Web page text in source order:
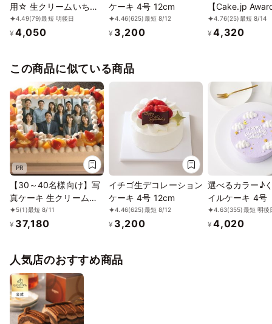
用☆ 生クリームいちご
デコレーション 4号
12cm
4.49(79)最短 明後日
¥ 4,050
ケーキ 4号 12cm
4.46(625)最短 8/12
¥ 3,200
【Cake.jp
ー誕生日ケーキ
【神戸洋藝菓子
4.76(25)最短 8/14
¥ 4,320
この商品に似ている商品
PR
【30～40名様向け】写
真ケーキ 生クリーム
SDX 26cm×37cm
5(1)最短 8/11
¥ 37,180
イチゴ生デコレーション
ケーキ 4号 12cm
4.46(625)最短 8/12
¥ 3,200
選べるカラー♪
イルケーキ 4号
4.63(355)最短 明後
¥ 4,020
人気店のおすすめ商品